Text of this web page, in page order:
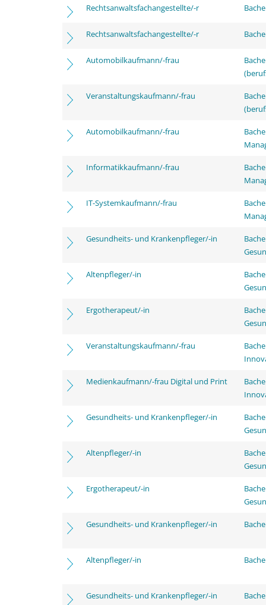
Rechtsanwaltsfachangestellte/-r
Rechtsanwaltsfachangestellte/-r
Automobilkaufmann/-frau
Veranstaltungskaufmann/-frau
Automobilkaufmann/-frau
Informatikkaufmann/-frau
IT-Systemkaufmann/-frau
Gesundheits- und Krankenpfleger/-in
Altenpfleger/-in
Ergotherapeut/-in
Veranstaltungskaufmann/-frau
Medienkaufmann/-frau Digital und Print
Gesundheits- und Krankenpfleger/-in
Altenpfleger/-in
Ergotherapeut/-in
Gesundheits- und Krankenpfleger/-in
Altenpfleger/-in
Gesundheits- und Krankenpfleger/-in